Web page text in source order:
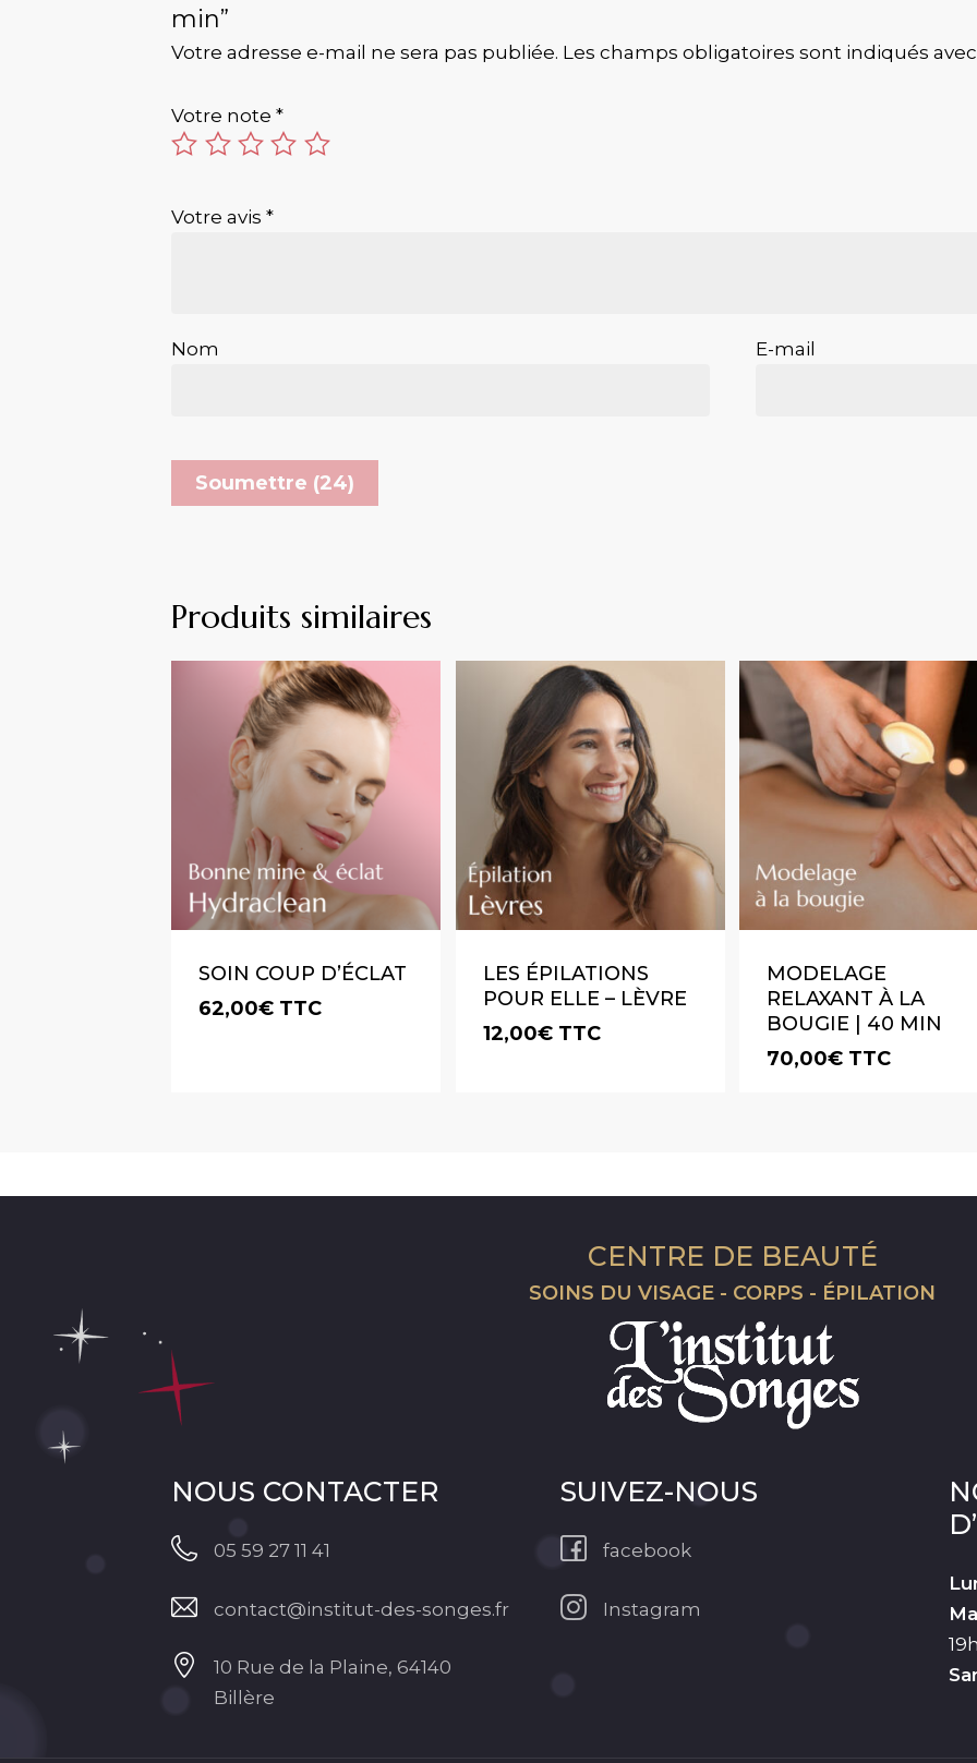
min”
Votre adresse e-mail ne sera pas publiée. Les champs obligatoires sont indiqués
Votre note*
Votre avis*
Nom E-mail
Produits similaires
SOIN COUP D’ÉCLAT
62,00€ TTC
LES ÉPILATIONS
POUR ELLE – LÈVRE
12,00€ TTC
MODELAGE
RELAXANT À LA
BOUGIE | 40 MIN
70,00€ TTC
CENTRE DE BEAUTÉ
SOINS DU VISAGE - CORPS - ÉPILATION
NOUS CONTACTER
05 59 27 11 41
contact@institut-des-songes.fr
10 Rue de la Plaine, 64140
Billère
SUIVEZ-NOUS
facebook
Instagram
19h